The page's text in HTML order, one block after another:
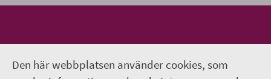
Den här webbplatsen använder cookies, som